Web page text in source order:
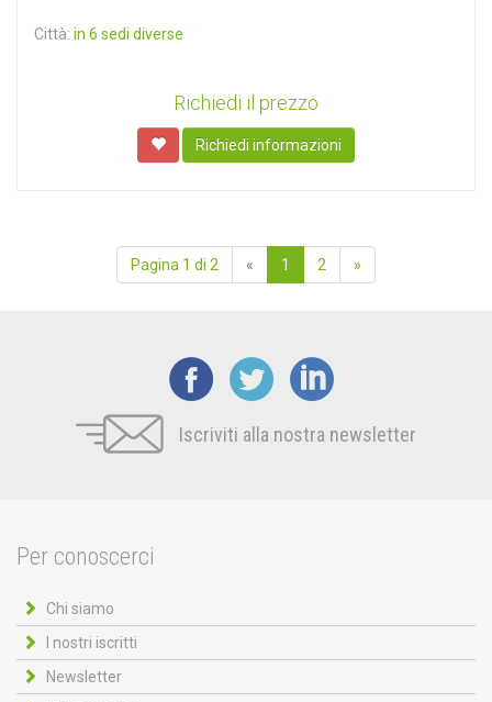
Città: in 6 sedi diverse
Richiedi il prezzo
Richiedi informazioni
Pagina 1 di 2 « 1 2 »
Iscriviti alla nostra newsletter
Per conoscerci
Chi siamo
I nostri iscritti
Newsletter